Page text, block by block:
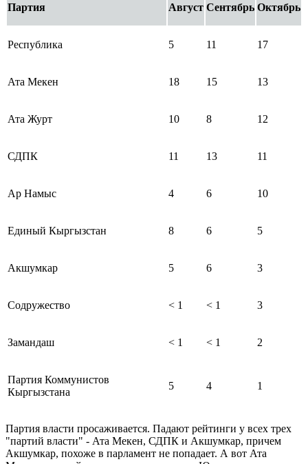
Партия Август Сентябрь Октябрь
Республика 5 11 17
Ата Мекен 18 15 13
Ата Журт 10 8 12
СДПК 11 13 11
Ар Намыс 4 6 10
Единый Кыргызстан 8 6 5
Акшумкар 5 6 3
Содружество < 1 < 1 3
Замандаш < 1 < 1 2
Партия Коммунистов
Кыргызстана
5 4 1
Партия власти просаживается. Падают рейтинги у всех трех
"партий власти" - Ата Мекен, СДПК и Акшумкар, причем
Акшумкар, похоже в парламент не попадает. А вот Ата